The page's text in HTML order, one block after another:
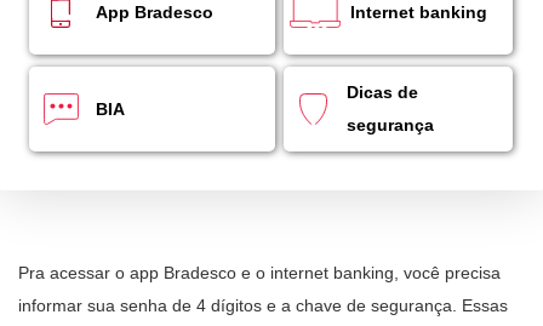
App Bradesco Internet banking
BIA
Dicas de
segurança
Antecipação
Imposto de
Bradesco
Explica
de
Dívidas
Pra acessar o app Bradesco e o internet banking, você precisa
informar sua senha de 4 dígitos e a chave de segurança. Essas